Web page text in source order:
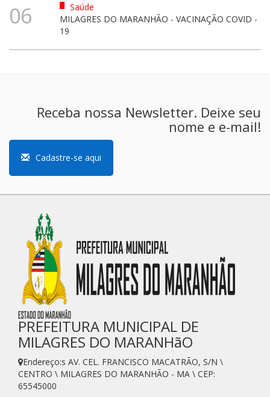
06
Saúde
MILAGRES DO MARANHÃO - VACINAÇÃO COVID -
19
Receba nossa Newsletter. Deixe seu
nome e e-mail!
Cadastre-se aqui
PREFEITURA MUNICIPAL DE
MILAGRES DO MARANHãO
Endereço:s AV. CEL. FRANCISCO MACATRÃO, S/N \
CENTRO \ MILAGRES DO MARANHÃO - MA \ CEP:
65545000